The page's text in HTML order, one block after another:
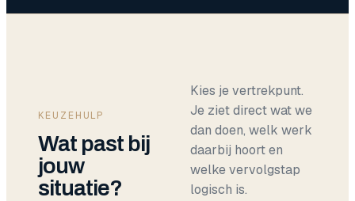
KEUZEHULP
Wat past bij
jouw
situatie?
Kies je vertrekpunt.
Je ziet direct wat we
dan doen, welk werk
daarbij hoort en
welke vervolgstap
logisch is.